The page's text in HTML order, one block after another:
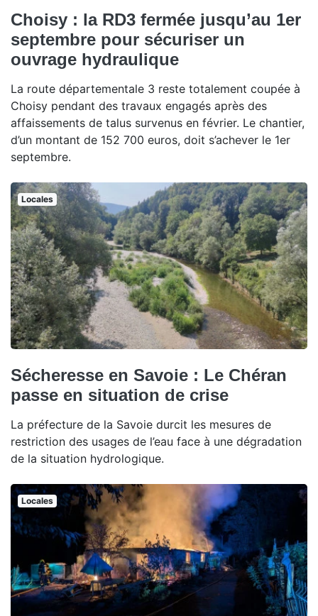
Choisy : la RD3 fermée jusqu’au 1er
septembre pour sécuriser un
ouvrage hydraulique
La route départementale 3 reste totalement coupée à
Choisy pendant des travaux engagés après des
affaissements de talus survenus en février. Le chantier,
d’un montant de 152 700 euros, doit s’achever le 1er
septembre.
Locales
Sécheresse en Savoie : Le Chéran
passe en situation de crise
La préfecture de la Savoie durcit les mesures de
restriction des usages de l’eau face à une dégradation
de la situation hydrologique.
Locales